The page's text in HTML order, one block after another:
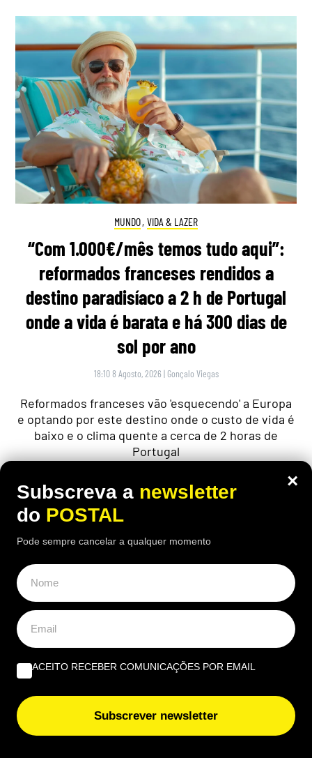
MUNDO, VIDA & LAZER
“Com 1.000€/mês temos tudo aqui”:
reformados franceses rendidos a
destino paradisíaco a 2 h de Portugal
onde a vida é barata e há 300 dias de
sol por ano
18:10 8 Agosto, 2026 | Gonçalo Viegas
Reformados franceses vão 'esquecendo' a Europa
e optando por este destino onde o custo de vida é
baixo e o clima quente a cerca de 2 horas de
Portugal
“Fui castigado e não mereço”:
×
Subscreva a newsletter
do POSTAL
Pode sempre cancelar a qualquer momento
ACEITO RECEBER COMUNICAÇÕES POR EMAIL
Subscrever newsletter